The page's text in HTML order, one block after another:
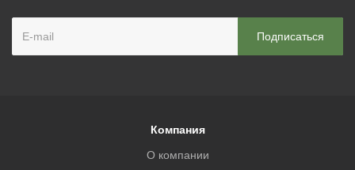
Компания
О компании